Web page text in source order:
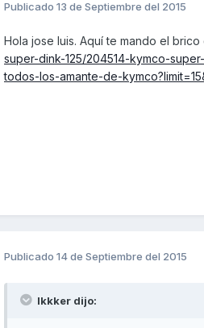
Publicado 13 de Septiembre del 2015
Hola jose luis. Aquí te mando el
super-dink-125/204514-kymco-
todos-los-amante-de-
Publicado 14 de Septiembre del 2015
Ikkker dijo: